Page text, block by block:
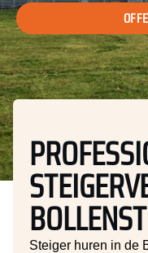
Steiger huren in de